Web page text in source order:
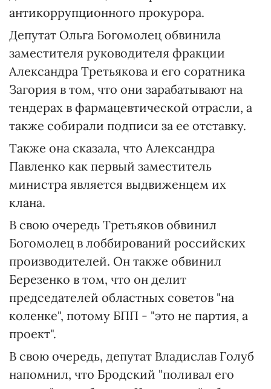
антикоррупционного прокурора.
Депутат Ольга Богомолец обвинила
заместителя руководителя фракции
Александра Третьякова и его соратника
Загория в том, что они зарабатывают на
тендерах в фармацевтической отрасли, а
также собирали подписи за ее отставку.
Также она сказала, что Александра
Павленко как первый заместитель
министра является выдвиженцем их
клана.
В свою очередь Третьяков обвинил
Богомолец в лоббирований российских
производителей. Он также обвинил
Березенко в том, что он делит
председателей областных советов "на
коленке", потому БПП - "это не партия, а
проект".
В свою очередь, депутат Владислав Голуб
напомнил, что Бродский "поливал его